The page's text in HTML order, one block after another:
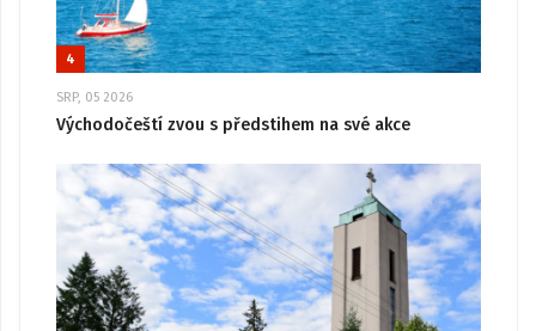
4
SRP, 05 2026
Východočeští zvou s předstihem na své akce